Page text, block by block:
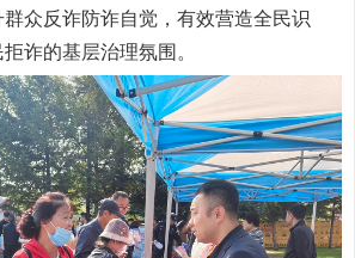
众反诈防诈自觉，有效营造全民识
诈的基层治理氛围。